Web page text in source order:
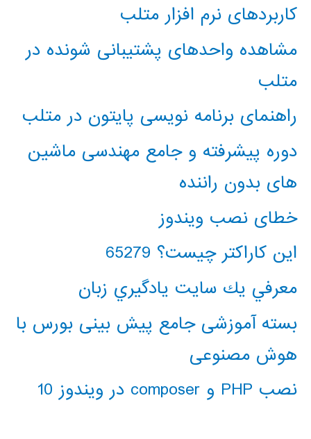
کاربردهای نرم افزار متلب
مشاهده واحدهای پشتیبانی شونده در
متلب
راهنمای برنامه نویسی پایتون در متلب
دوره پیشرفته و جامع مهندسی ماشین
های بدون راننده
خطای نصب ویندوز
این کاراکتر چیست؟ 65279
معرفي يك سايت يادگيري زبان
بسته آموزشی جامع پیش بینی بورس با
هوش مصنوعی
نصب PHP و composer در ویندوز 10